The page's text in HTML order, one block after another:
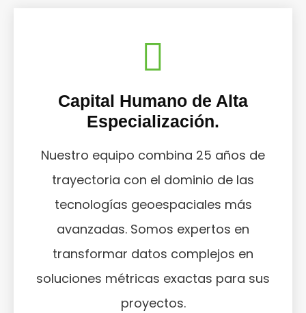
Capital Humano de Alta
Especialización.
Nuestro equipo combina 25 años de
trayectoria con el dominio de las
tecnologías geoespaciales más
avanzadas. Somos expertos en
transformar datos complejos en
soluciones métricas exactas para sus
proyectos.